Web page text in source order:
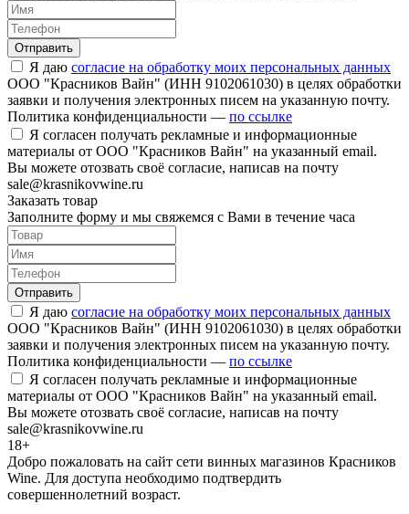
Отправить
Я даю согласие на обработку моих персональных данных
ООО "Красников Вайн" (ИНН 9102061030) в целях обработки
заявки и получения электронных писем на указанную почту.
Политика конфиденциальности — по ссылке
Я согласен получать рекламные и информационные
материалы от ООО "Красников Вайн" на указанный email.
Вы можете отозвать своё согласие, написав на почту
sale@krasnikovwine.ru
Заказать товар
Заполните форму и мы свяжемся с Вами в течение часа
Отправить
Я даю согласие на обработку моих персональных данных
ООО "Красников Вайн" (ИНН 9102061030) в целях обработки
заявки и получения электронных писем на указанную почту.
Политика конфиденциальности — по ссылке
Я согласен получать рекламные и информационные
материалы от ООО "Красников Вайн" на указанный email.
Вы можете отозвать своё согласие, написав на почту
sale@krasnikovwine.ru
18+
Добро пожаловать на сайт сети винных магазинов Красников
Wine. Для доступа необходимо подтвердить
совершеннолетний возраст.